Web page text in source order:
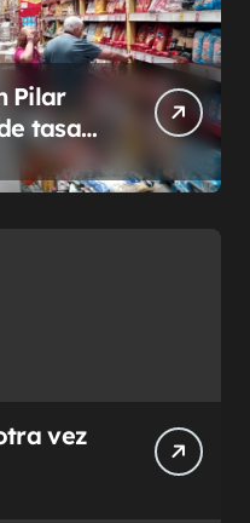
Pilar
tasas
vez